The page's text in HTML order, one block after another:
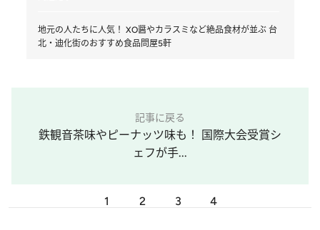
地元の人たちに人気！ XO醤やカラスミなど絶品食材が並ぶ 台
北・迪化街のおすすめ食品問屋5軒
記事に戻る
鉄観音茶味やピーナッツ味も！ 国際大会受賞シ
ェフが手...
1 2 3 4